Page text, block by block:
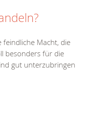
feindliche Macht, die
besonders für die
gut unterzubringen